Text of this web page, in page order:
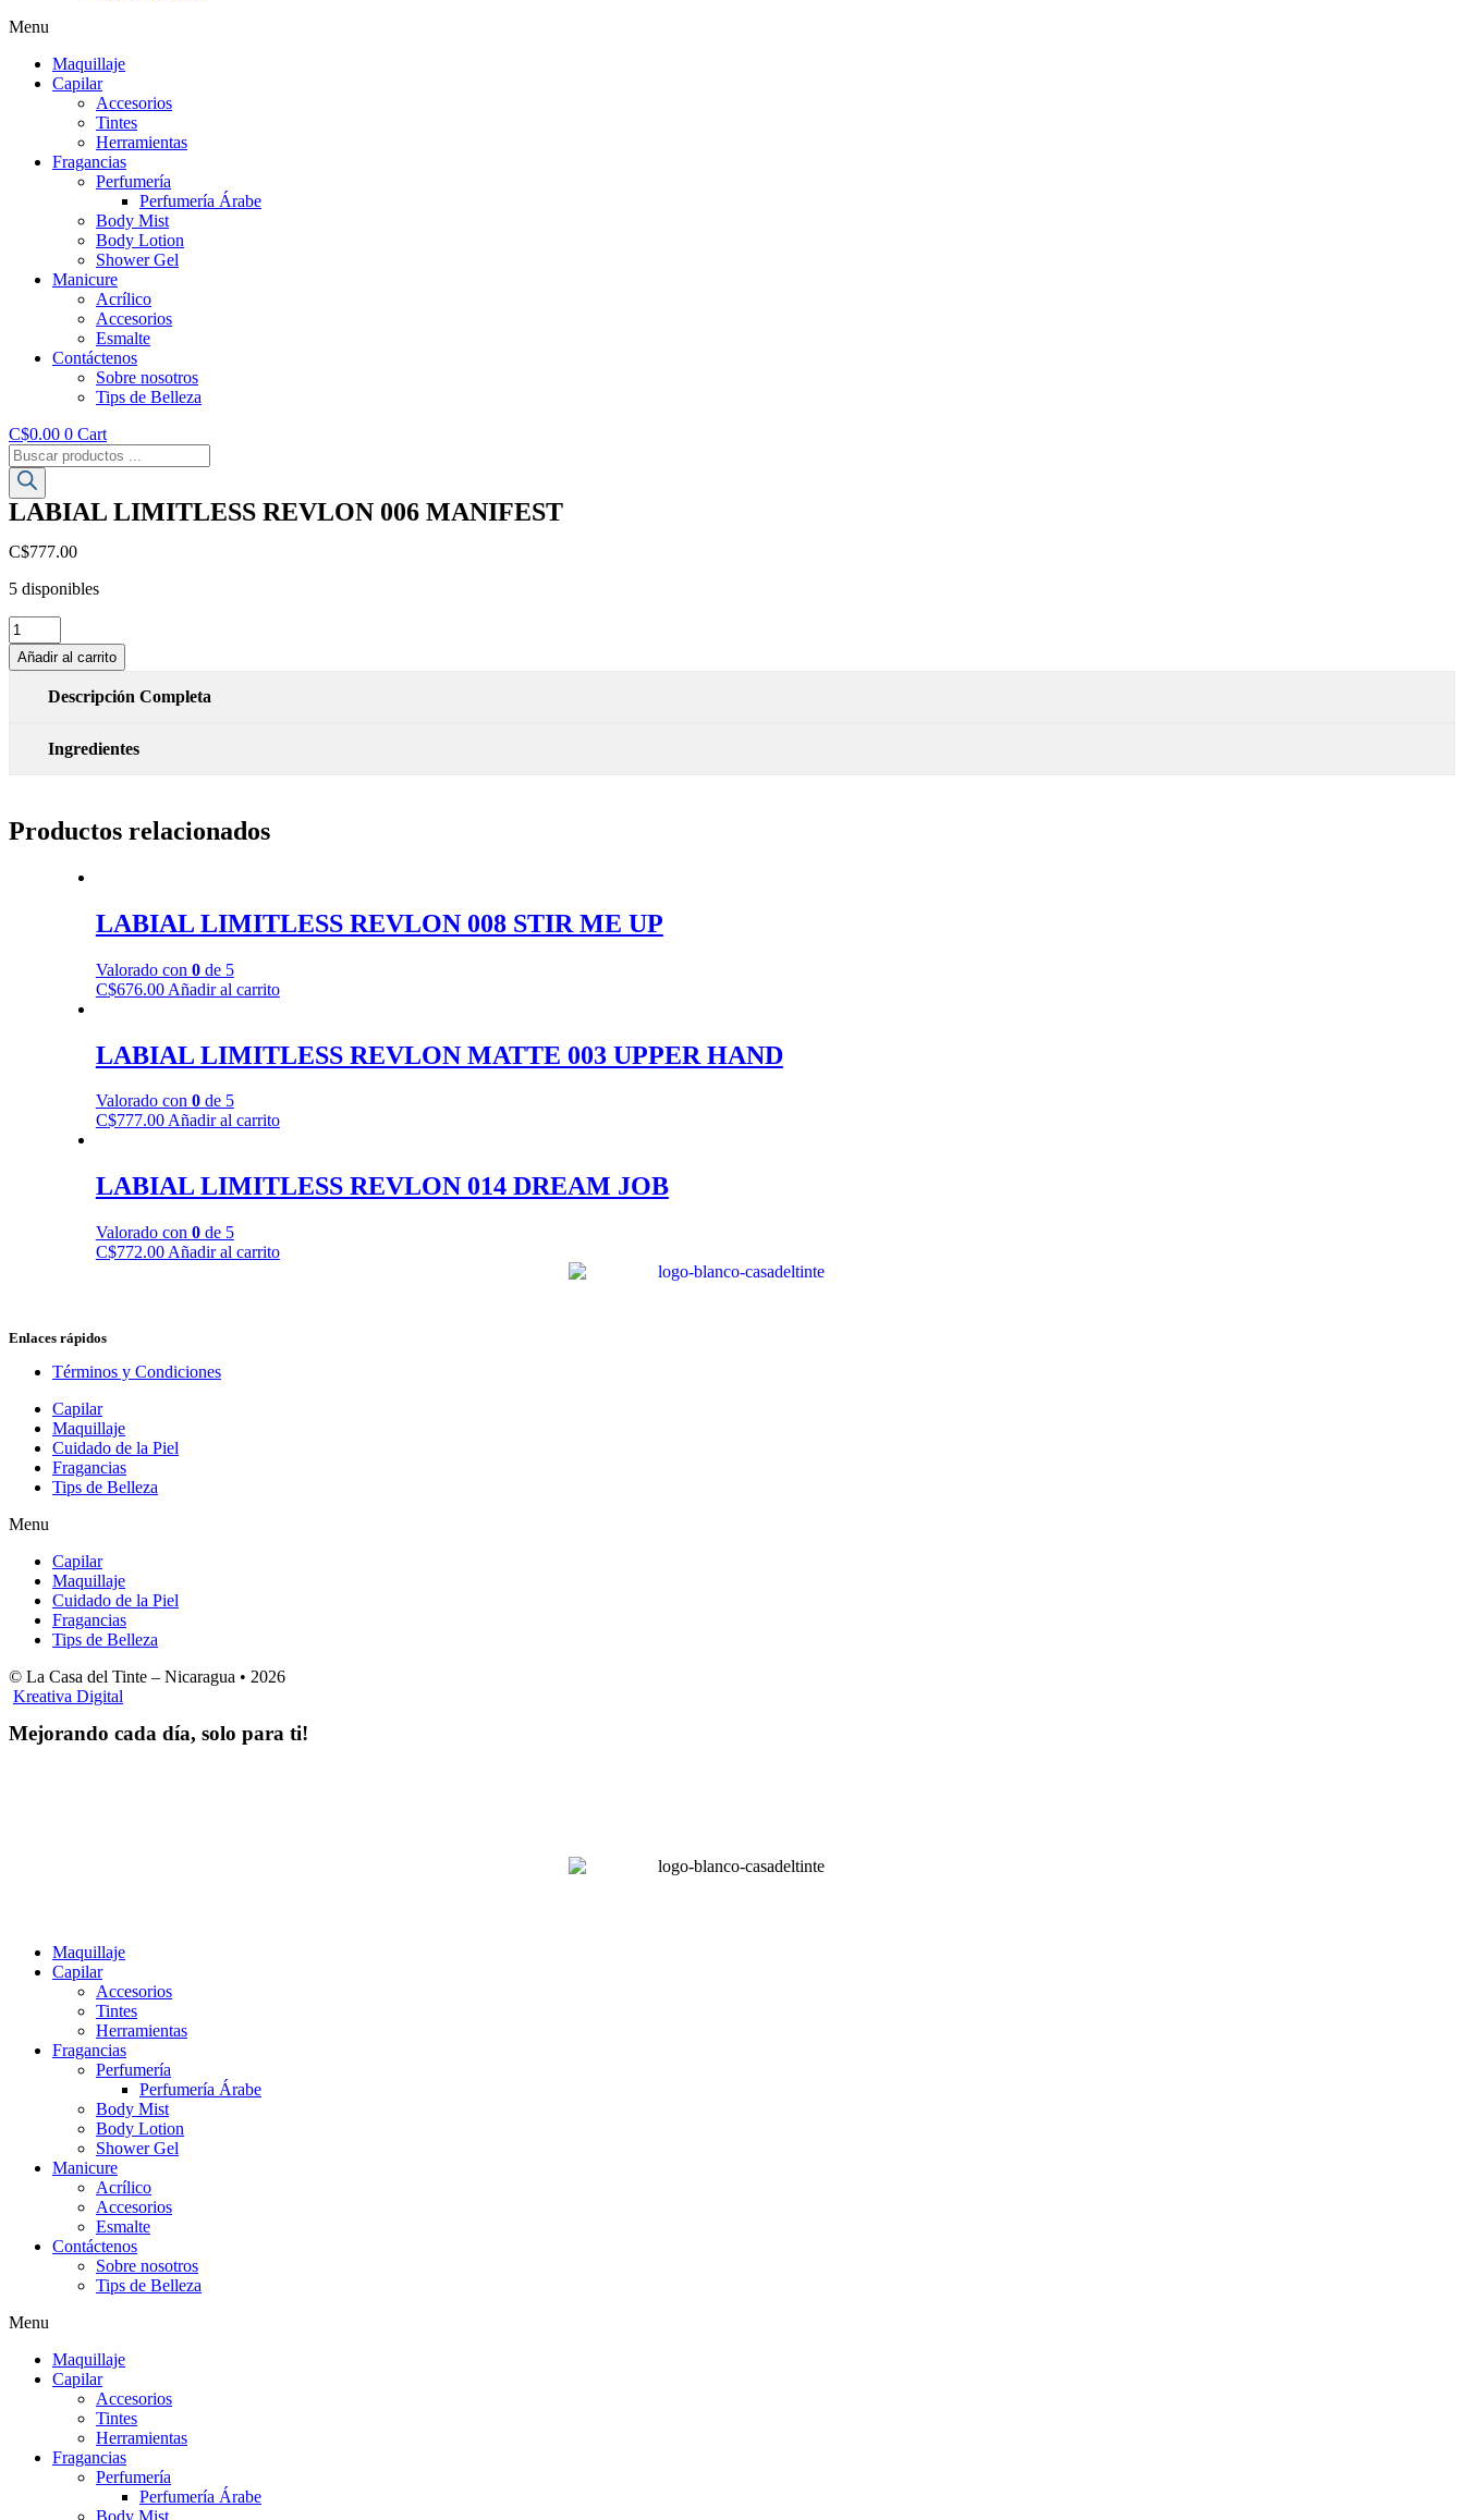
Menu
Maquillaje
Capilar
Accesorios
Tintes
Herramientas
Fragancias
Perfumería
Perfumería Árabe
Body Mist
Body Lotion
Shower Gel
Manicure
Acrílico
Accesorios
Esmalte
Contáctenos
Sobre nosotros
Tips de Belleza
C$0.00 0 Cart
Búsqueda
de
productos
LABIAL LIMITLESS REVLON 006 MANIFEST
C$777.00
5 disponibles
LABIAL
LIMITLESS
REVLON
MANIFEST
Añadir al carrito
Descripción Completa
Ingredientes
Productos relacionados
LABIAL LIMITLESS REVLON 008 STIR ME UP
Valorado con 0de 5
C$676.00 Añadir al carrito
LABIAL LIMITLESS REVLON MATTE 003 UPPER HAND
Valorado con 0de 5
C$777.00Añadir al carrito
LABIAL LIMITLESS REVLON 014 DREAM JOB
Valorado con 0de 5
C$772.00 Añadir al carrito
Enlaces rápidos
Términos y Condiciones
Capilar
Maquillaje
Cuidado de la Piel
Fragancias
Tips de Belleza
Menu
Capilar
Maquillaje
Cuidado de la Piel
Fragancias
Tips de Belleza
© La Casa del Tinte – Nicaragua • 2026
Kreativa Digital
Mejorando cada día, solo para ti!
Maquillaje
Capilar
Accesorios
Tintes
Herramientas
Fragancias
Perfumería
Perfumería Árabe
Body Mist
Body Lotion
Shower Gel
Manicure
Acrílico
Accesorios
Esmalte
Contáctenos
Sobre nosotros
Tips de Belleza
Menu
Maquillaje
Capilar
Accesorios
Tintes
Herramientas
Fragancias
Perfumería
Perfumería Árabe